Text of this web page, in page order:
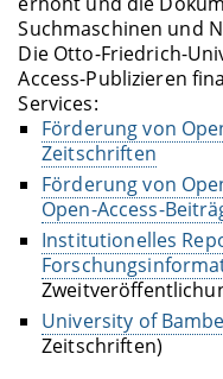
Suchmaschinen und
Die Otto-Friedrich-
Access-Publizieren
Services:
Förderung von
Zeitschriften
Förderung von
Open-Access-
Institutionelles
University of
Zeitschriften)